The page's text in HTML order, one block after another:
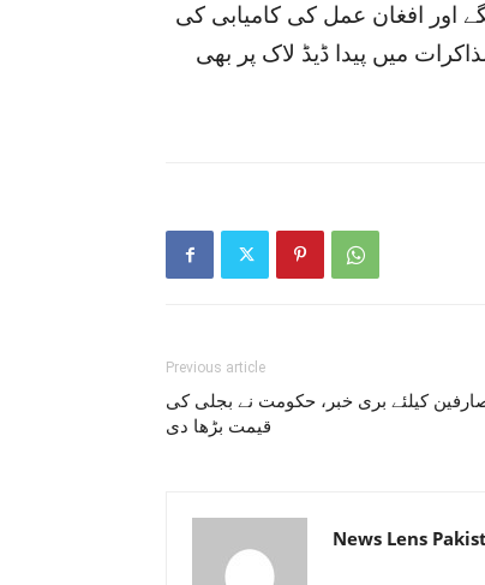
اور افغان عمل کی کامیابی کی
میں پیدا ڈیڈ لاک پر بھی
Previous article
کیلئے بری خبر، حکومت نے بجلی کی
قیمت بڑھا دی
News Lens